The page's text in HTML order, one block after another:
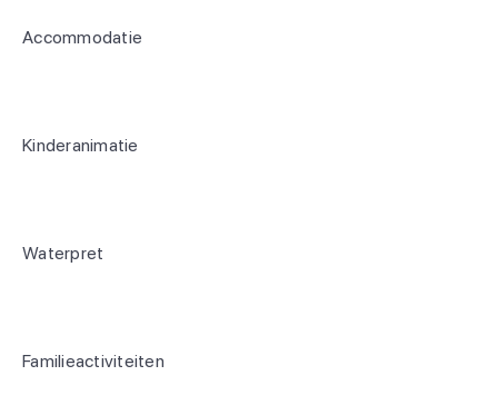
Accommodatie
Kinderanimatie
Waterpret
Familieactiviteiten